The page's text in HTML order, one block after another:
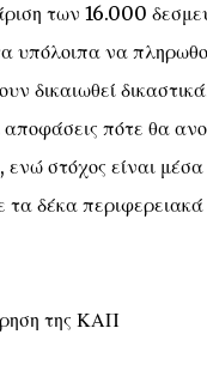
των 16.000
υπόλοιπα να
δικαιωθεί
πότε θα
ενώ στόχος είναι
δέκα
της ΚΑΠ